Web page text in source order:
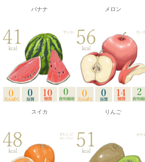
バナナ
スイカ
メロン
りんご